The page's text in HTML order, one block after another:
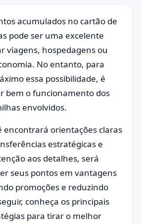
acumulados no cartão de
pode ser uma excelente
viagens, hospedagens ou
No entanto, para
essa possibilidade, é
bem o funcionamento dos
envolvidos.
encontrará orientações claras
estratégicas e
aos detalhes, será
seus pontos em vantagens
promoções e reduzindo
conheça os principais
para tirar o melhor